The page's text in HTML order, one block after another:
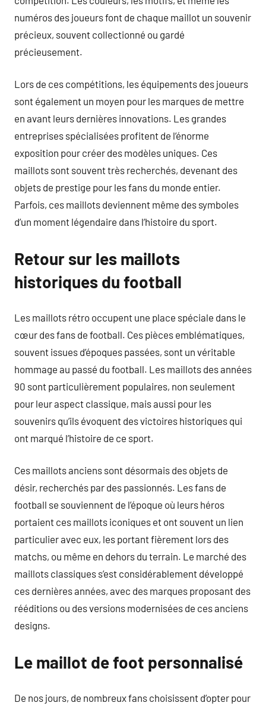
numéros des joueurs font de chaque maillot un souvenir
précieux, souvent collectionné ou gardé
précieusement.
Lors de ces compétitions, les équipements des joueurs
sont également un moyen pour les marques de mettre
en avant leurs dernières innovations. Les grandes
entreprises spécialisées profitent de l’énorme
exposition pour créer des modèles uniques. Ces
maillots sont souvent très recherchés, devenant des
objets de prestige pour les fans du monde entier.
Parfois, ces maillots deviennent même des symboles
d’un moment légendaire dans l’histoire du sport.
Retour sur les maillots
historiques du football
Les maillots rétro occupent une place spéciale dans le
cœur des fans de football. Ces pièces emblématiques,
souvent issues d’époques passées, sont un véritable
hommage au passé du football. Les maillots des années
90 sont particulièrement populaires, non seulement
pour leur aspect classique, mais aussi pour les
souvenirs qu’ils évoquent des victoires historiques qui
ont marqué l’histoire de ce sport.
Ces maillots anciens sont désormais des objets de
désir, recherchés par des passionnés. Les fans de
football se souviennent de l’époque où leurs héros
portaient ces maillots iconiques et ont souvent un lien
particulier avec eux, les portant fièrement lors des
matchs, ou même en dehors du terrain. Le marché des
maillots classiques s’est considérablement développé
ces dernières années, avec des marques proposant des
rééditions ou des versions modernisées de ces anciens
designs.
Le maillot de foot personnalisé
De nos jours, de nombreux fans choisissent d’opter pour